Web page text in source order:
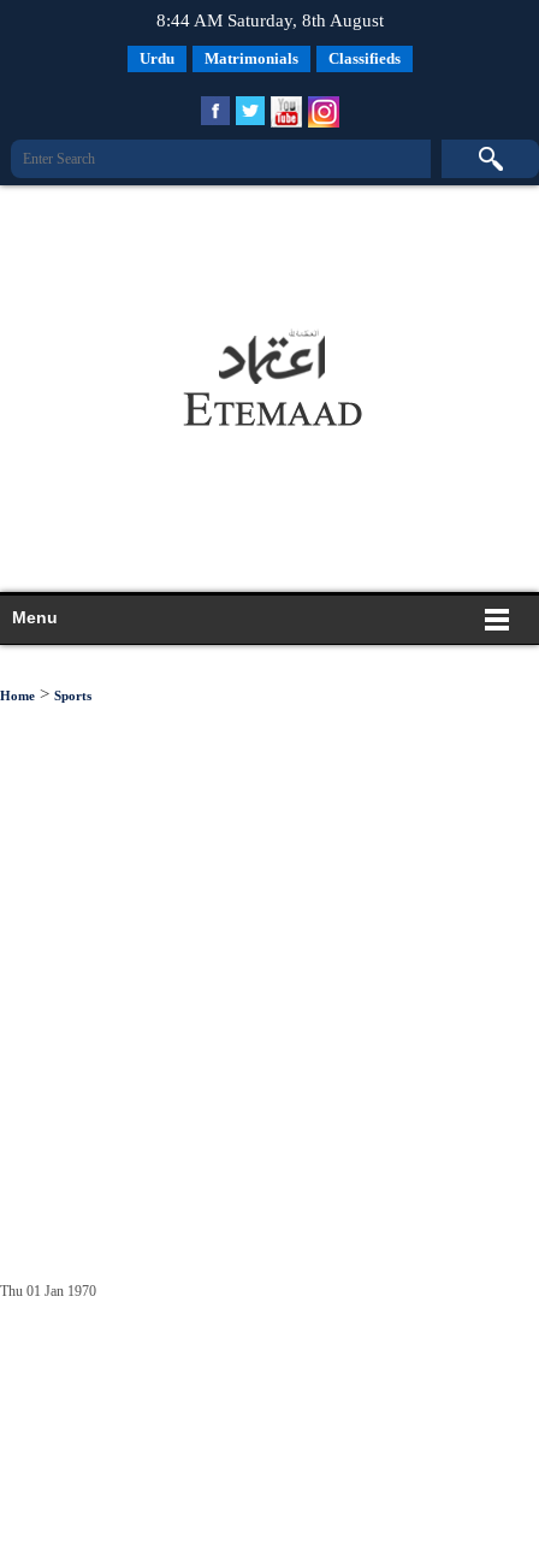
8:44 AM Saturday, 8th August
Urdu Matrimonials Classifieds
Menu
Home > Sports
Thu 01 Jan 1970